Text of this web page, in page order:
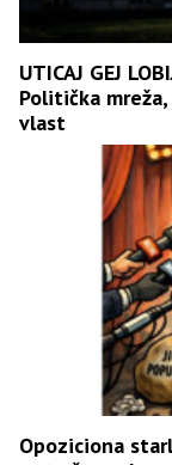
UTICAJ GEJ
Politička
vlast
Opoziciona